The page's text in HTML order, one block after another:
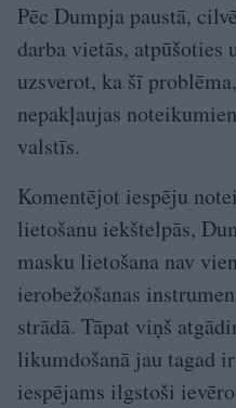
Pēc Dumpja paustā,
darba vietās, atpūšoties
uzsverot, ka šī
nepakļaujas
valstīs.
Komentējot iespēju
lietošanu iekštelpās,
masku lietošana nav
ierobežošanas
strādā. Tāpat viņš
likumdošanā jau tagad
iespējams ilgstoši